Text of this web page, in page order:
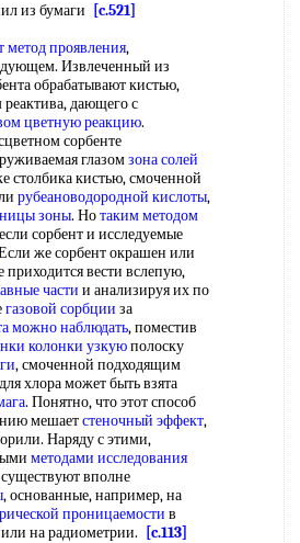
из бумаги
[c.521]
метод проявления,
Извлеченный из
обрабатывают кистью,
дающего с
цветную реакцию.
сорбенте
глазомзона солей
столбика кистью, смоченной
рубеановодородной кислоты,
зоны. Нотаким методом
сорбент и исследуемые
же сорбент окрашен или
приходится вести вслепую,
части и анализируя их по
газовой сорбции за
можно наблюдать, поместив
колонки узкуюполоску
, смоченной подходящим
хлора может быть взята
. Понятно, что этот способ
мешаетстеночный эффект,
Наряду с этими,
методами исследования
существуют вполне
, основанные, например, на
проницаемости в
или на радиометрии.
[c.113]